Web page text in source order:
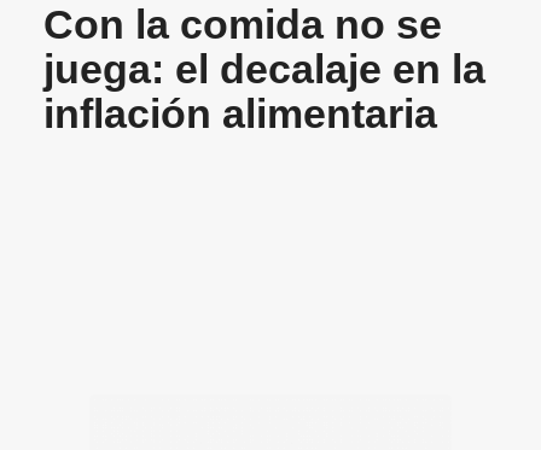
Con la comida no se
juega: el decalaje en la
inflación alimentaria